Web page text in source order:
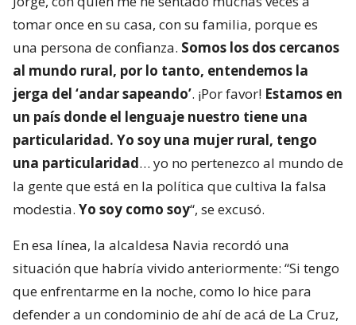
tomar once en su casa, con su familia, porque es
una persona de confianza. Somos los dos cercanos
al mundo rural, por lo tanto, entendemos la
jerga del ‘andar sapeando’. ¡Por favor! Estamos en
un país donde el lenguaje nuestro tiene una
particularidad. Yo soy una mujer rural, tengo
una particularidad… yo no pertenezco al mundo de
la gente que está en la política que cultiva la falsa
modestia. Yo soy como soy“, se excusó.
En esa línea, la alcaldesa Navia recordó una
situación que habría vivido anteriormente: “Si tengo
que enfrentarme en la noche, como lo hice para
defender a un condominio de ahí de acá de La Cruz,